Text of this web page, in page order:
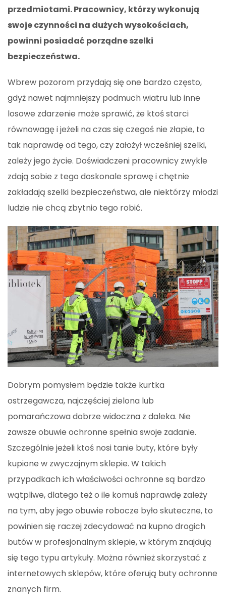
przedmiotami. Pracownicy, którzy wykonują
swoje czynności na dużych wysokościach,
powinni posiadać porządne szelki
bezpieczeństwa.
Wbrew pozorom przydają się one bardzo często,
gdyż nawet najmniejszy podmuch wiatru lub inne
losowe zdarzenie może sprawić, że ktoś starci
równowagę i jeżeli na czas się czegoś nie złapie, to
tak naprawdę od tego, czy założył wcześniej szelki,
zależy jego życie. Doświadczeni pracownicy zwykle
zdają sobie z tego doskonale sprawę i chętnie
zakładają szelki bezpieczeństwa, ale niektórzy młodzi
ludzie nie chcą zbytnio tego robić.
Dobrym pomysłem będzie także kurtka
ostrzegawcza, najczęściej zielona lub
pomarańczowa dobrze widoczna z daleka. Nie
zawsze obuwie ochronne spełnia swoje zadanie.
Szczególnie jeżeli ktoś nosi tanie buty, które były
kupione w zwyczajnym sklepie. W takich
przypadkach ich właściwości ochronne są bardzo
wątpliwe, dlatego też o ile komuś naprawdę zależy
na tym, aby jego obuwie robocze było skuteczne, to
powinien się raczej zdecydować na kupno drogich
butów w profesjonalnym sklepie, w którym znajdują
się tego typu artykuły. Można również skorzystać z
internetowych sklepów, które oferują buty ochronne
znanych firm.